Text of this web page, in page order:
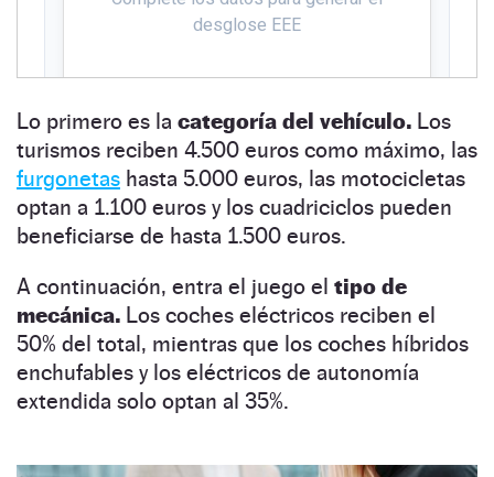
Lo primero es la categoría del vehículo. Los
turismos reciben 4.500 euros como máximo, las
furgonetas hasta 5.000 euros, las motocicletas
optan a 1.100 euros y los cuadriciclos pueden
beneficiarse de hasta 1.500 euros.
A continuación, entra el juego el tipo de
mecánica. Los coches eléctricos reciben el
50% del total, mientras que los coches híbridos
enchufables y los eléctricos de autonomía
extendida solo optan al 35%.